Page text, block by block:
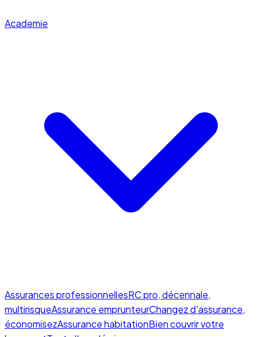
Academie
Assurances professionnellesRC pro, décennale,
multirisqueAssurance emprunteurChangez d'assurance,
économisezAssurance habitationBien couvrir votre